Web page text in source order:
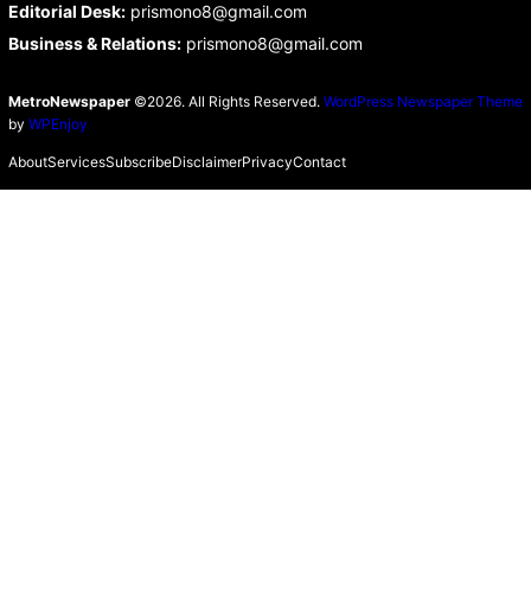
Editorial Desk:prismono8@gmail.com
Business & Relations:prismono8@gmail.com
MetroNewspaper©2026. All Rights Reserved. WordPress Newspaper Theme
by WPEnjoy
AboutServicesSubscribeDisclaimerPrivacyContact